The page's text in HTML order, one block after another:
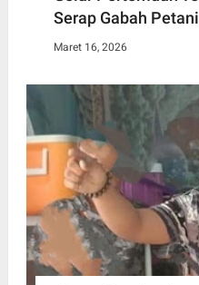
Serap Gabah Petani
Maret 16, 2026